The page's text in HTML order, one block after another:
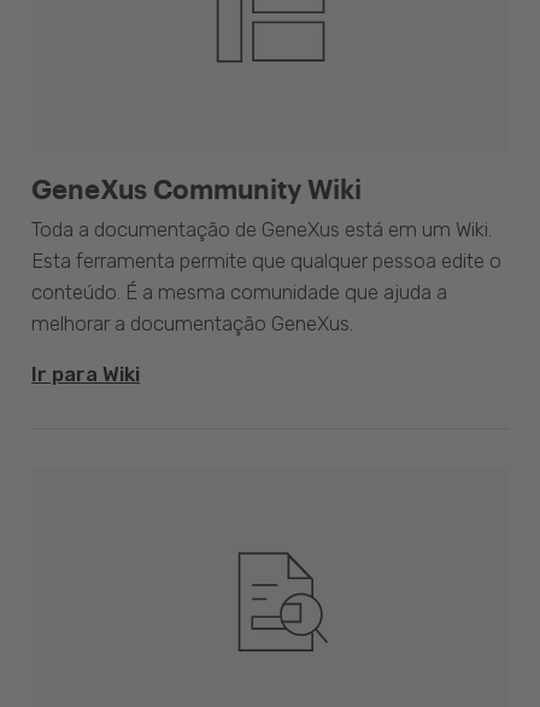
GeneXus Community Wiki
Toda a documentação de GeneXus está em um Wiki.
Esta ferramenta permite que qualquer pessoa edite o
conteúdo. É a mesma comunidade que ajuda a
melhorar a documentação GeneXus.
Ir para Wiki